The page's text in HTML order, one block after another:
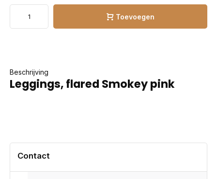
Toevoegen
Beschrijving
Leggings, flared Smokey pink
Contact